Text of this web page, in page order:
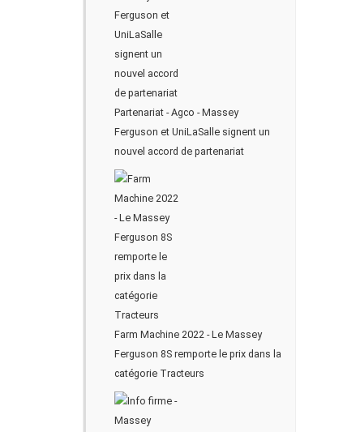
Partenariat - Agco - Massey
Ferguson et UniLaSalle signent un
nouvel accord de partenariat
Farm Machine 2022 - Le Massey
Ferguson 8S remporte le prix dans la
catégorie Tracteurs